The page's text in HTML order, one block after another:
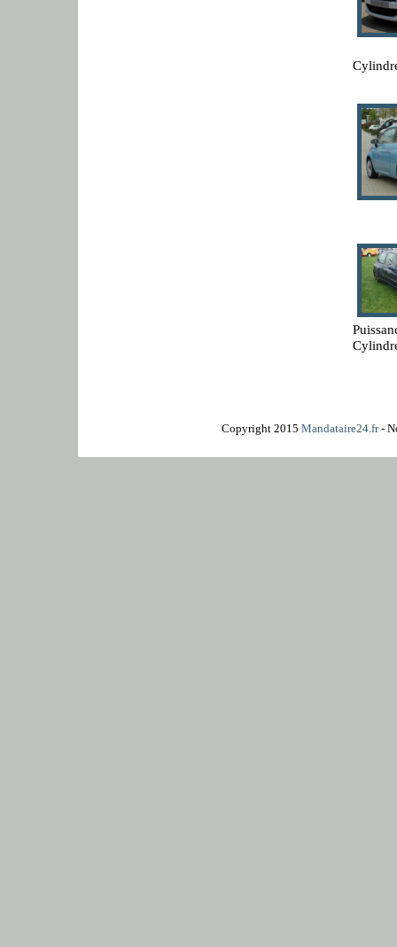
Copyright 2015 Mandataire24.fr-